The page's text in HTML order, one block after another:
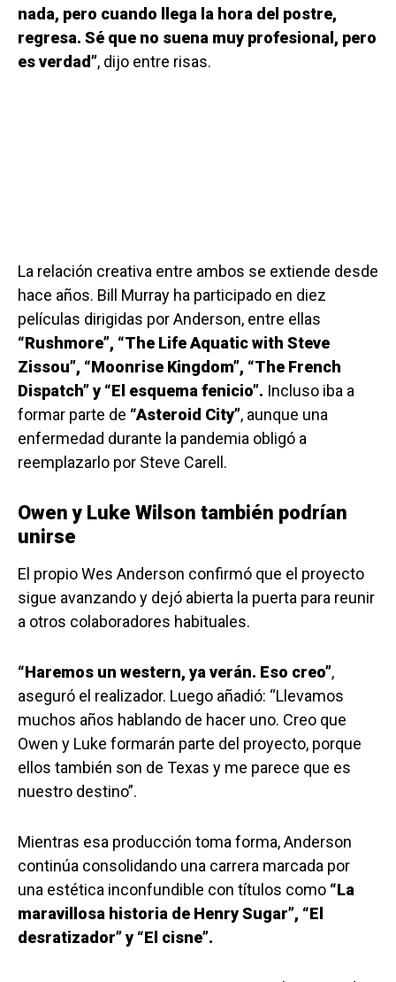
nada, pero cuando llega la hora del postre,
regresa. Sé que no suena muy profesional, pero
es verdad”, dijo entre risas.
La relación creativa entre ambos se extiende desde
hace años. Bill Murray ha participado en diez
películas dirigidas por Anderson, entre ellas
“Rushmore”, “The Life Aquatic with Steve
Zissou”, “Moonrise Kingdom”, “The French
Dispatch” y “El esquema fenicio”. Incluso iba a
formar parte de “Asteroid City”, aunque una
enfermedad durante la pandemia obligó a
reemplazarlo por Steve Carell.
Owen y Luke Wilson también podrían
unirse
El propio Wes Anderson confirmó que el proyecto
sigue avanzando y dejó abierta la puerta para reunir
a otros colaboradores habituales.
“Haremos un western, ya verán. Eso creo”,
aseguró el realizador. Luego añadió: “Llevamos
muchos años hablando de hacer uno. Creo que
Owen y Luke formarán parte del proyecto, porque
ellos también son de Texas y me parece que es
nuestro destino”.
Mientras esa producción toma forma, Anderson
continúa consolidando una carrera marcada por
una estética inconfundible con títulos como “La
maravillosa historia de Henry Sugar”, “El
desratizador” y “El cisne”.